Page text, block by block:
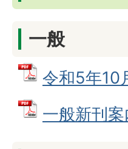
一般
令和5年10
一般新刊